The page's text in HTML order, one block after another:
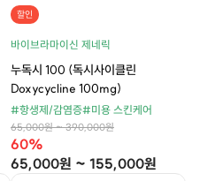
할인
바이브라마이신 제네릭
누독시 100 (독시사이클린
Doxycycline 100mg)
#항생제/감염증#미용 스킨케어
65,000원 ~ 390,000원
60%
65,000원 ~ 155,000원